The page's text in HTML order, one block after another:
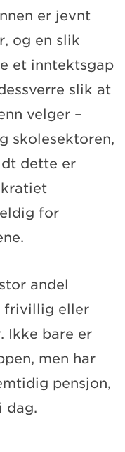
er jevnt
og en slik
et inntektsgap
slik at
velger –
skolesektoren,
dette er
for
andel
frivillig eller
Ikke bare er
men har
pensjon,
dag.